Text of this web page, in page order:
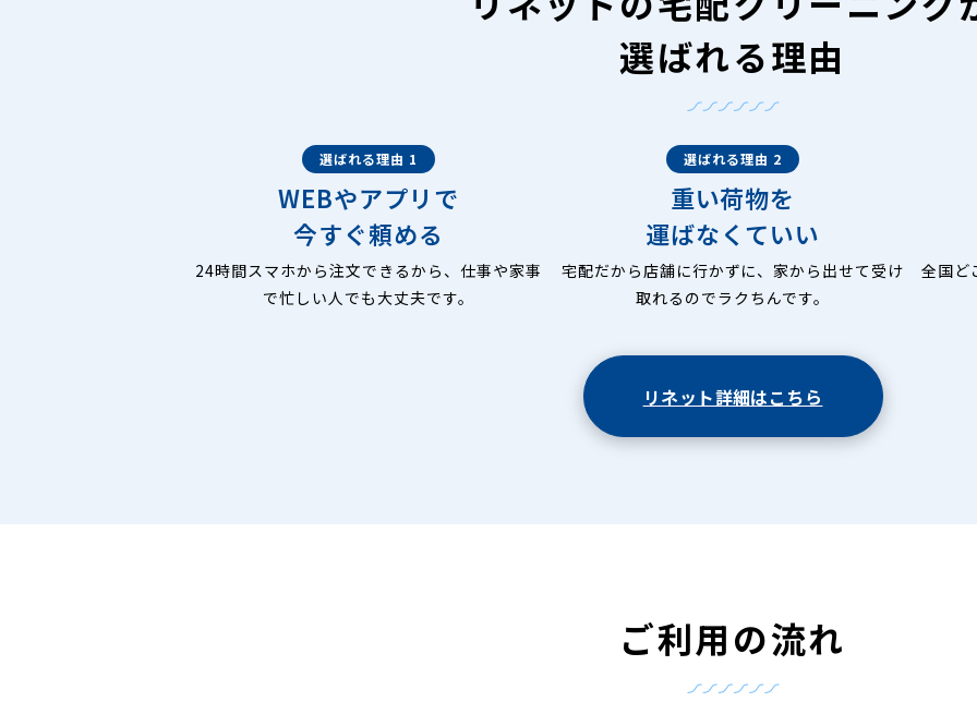
選ばれる理由
選ばれる理由 1
WEBやアプリで
今すぐ頼める
24時間スマホから注文できるから、仕事や家事
で忙しい人でも大丈夫です。
選ばれる理由 2
重い荷物を
運ばなくていい
宅配だから店舗に行かずに、家から出せて受け
取れるのでラクちんです。
全国ど
リネット詳細はこちら
ご利用の流れ